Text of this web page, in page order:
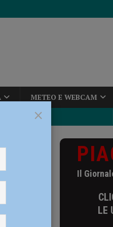
METEO E WEBCAM
nel mese di
di
Il
LE
×